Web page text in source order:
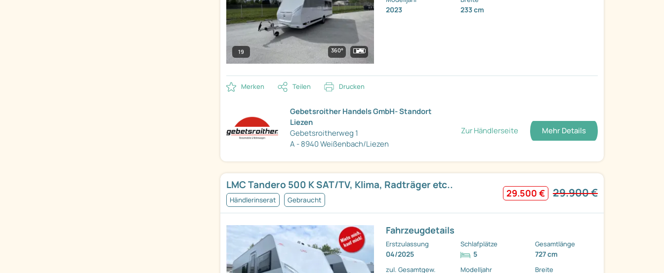
19 360°
2023 233 cm
Merken Teilen Drucken
Gebetsroither Handels GmbH- Standort
Liezen
Gebetsroitherweg 1
A - 8940 Weißenbach/Liezen
Zur Händlerseite Mehr Details
LMC Tandero 500 K SAT/TV, Klima, Radträger etc..
Händlerinserat Gebraucht
29.500 € 29.900 €
Fahrzeugdetails
Erstzulassung
04/2025
Schlafplätze
5
Gesamtlänge
727 cm
zul. Gesamtgew. Modelljahr Breite